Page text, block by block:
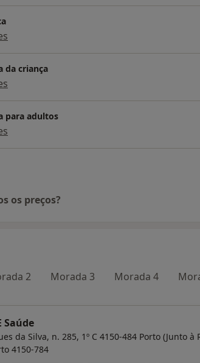
da criança
para adultos
os preços?
2 Morada 3 Morada 4
Saúde
da Silva, n. 285, 1º C 4150-484 Porto (Junto à
4150-784